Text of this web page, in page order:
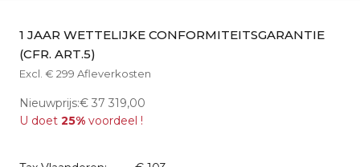
1 JAAR WETTELIJKE CONFORMITEITSGARANTIE
(CFR. ART.5)
Excl. € 299 Afleverkosten
Nieuwprijs:€ 37 319,00
U doet 25% voordeel !